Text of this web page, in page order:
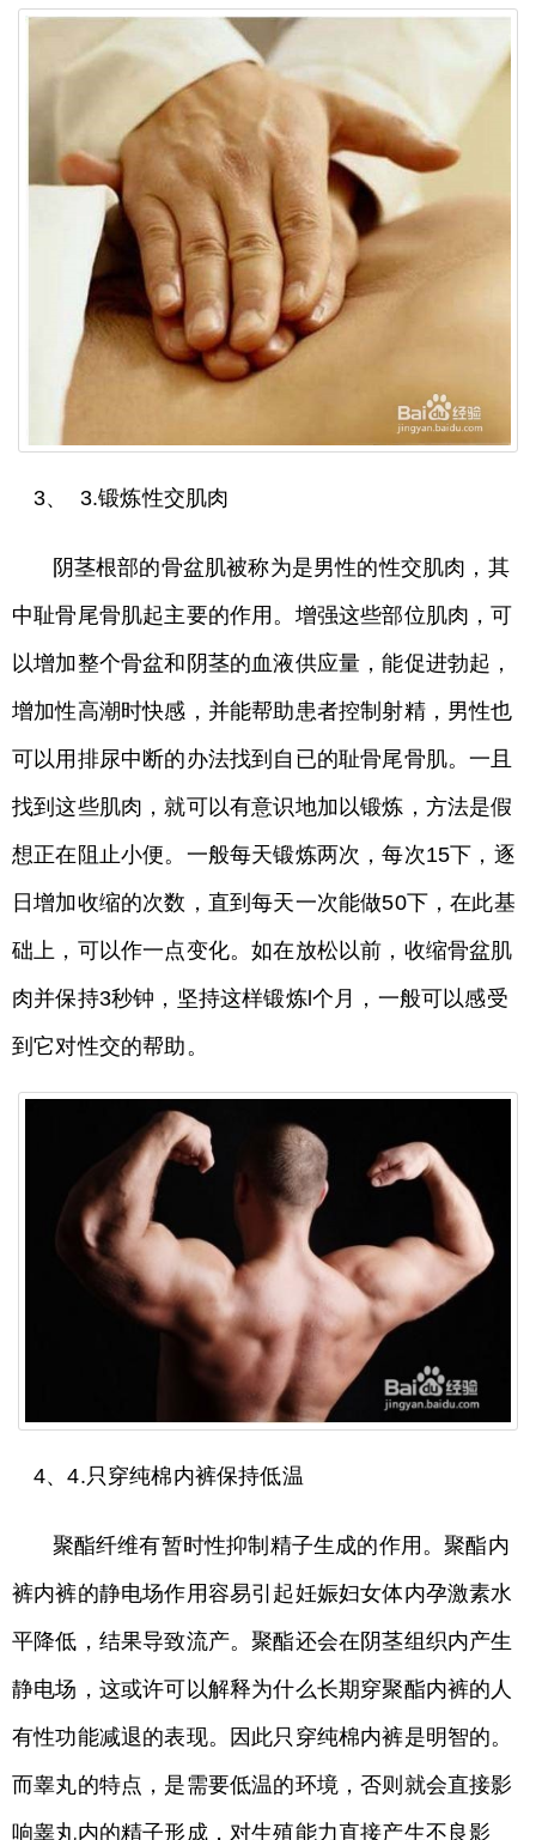
3、 3.锻炼性交肌肉
阴茎根部的骨盆肌被称为是男性的性交肌肉，其
中耻骨尾骨肌起主要的作用。增强这些部位肌肉，可
以增加整个骨盆和阴茎的血液供应量，能促进勃起，
增加性高潮时快感，并能帮助患者控制射精，男性也
可以用排尿中断的办法找到自已的耻骨尾骨肌。一且
找到这些肌肉，就可以有意识地加以锻炼，方法是假
想正在阻止小便。一般每天锻炼两次，每次15下，逐
日增加收缩的次数，直到每天一次能做50下，在此基
础上，可以作一点变化。如在放松以前，收缩骨盆肌
肉并保持3秒钟，坚持这样锻炼l个月，一般可以感受
到它对性交的帮助。
4、4.只穿纯棉内裤保持低温
聚酯纤维有暂时性抑制精子生成的作用。聚酯内
裤内裤的静电场作用容易引起妊娠妇女体内孕激素水
平降低，结果导致流产。聚酯还会在阴茎组织内产生
静电场，这或许可以解释为什么长期穿聚酯内裤的人
有性功能减退的表现。因此只穿纯棉内裤是明智的。
而睾丸的特点，是需要低温的环境，否则就会直接影
响睾丸内的精子形成，对生殖能力直接产生不良影